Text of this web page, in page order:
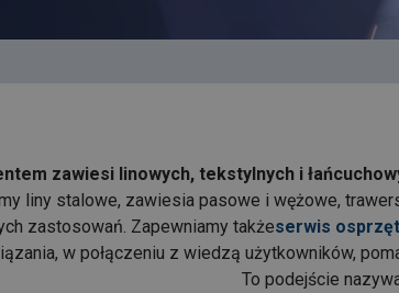
zawiesi linowych, tekstylnych i
liny stalowe, zawiesia pasowe i wężowe,
zastosowań. Zapewniamy takżeserwis
w połączeniu z wiedzą użytkowników,
To podejście